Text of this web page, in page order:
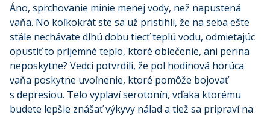
Áno, sprchovanie minie menej vody, než napustená
vaňa. No koľkokrát ste sa už pristihli, že na seba ešte
stále nechávate dlhú dobu tiecť teplú vodu, odmietajúc
opustiť to príjemné teplo, ktoré oblečenie, ani perina
neposkytne? Vedci potvrdili, že pol hodinová horúca
vaňa poskytne uvoľnenie, ktoré pomôže bojovať
s depresiou. Telo vyplaví serotonín, vďaka ktorému
budete lepšie znášať výkyvy nálad a tiež sa pripraví na